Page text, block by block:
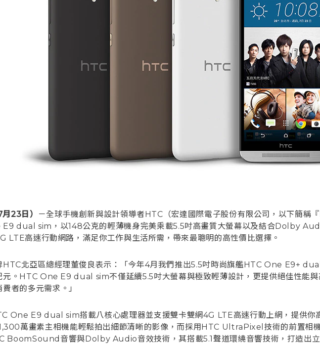
23日）
－全球手機創新與設計領導者HTC（宏達國際電子股份有限公司，以下簡
dual sim，以148公克的輕薄機身完美乘載5.5吋高畫質大螢幕以及結合Dolby
LTE高速行動網路，滿足你工作與生活所需，帶來最聰明的高性價比選擇。
HTC北亞區總經理董俊良表示：「今年4月我們推出5.5吋時尚旗艦HTC One E9+
元。HTC One E9 dual sim不僅延續5.5吋大螢幕與極致輕薄設計，更提供絕佳性能
者的多元需求。」
One E9 dual sim搭載八核心處理器並支援雙卡雙網4G LTE高速行動上網，提供你
萬畫素主相機能輕鬆拍出細節清晰的影像，而採用HTC UltraPixel技術的前置相
BoomSound音響與Dolby Audio音效技術，其搭載5.1聲道環繞音響技術，打造出立